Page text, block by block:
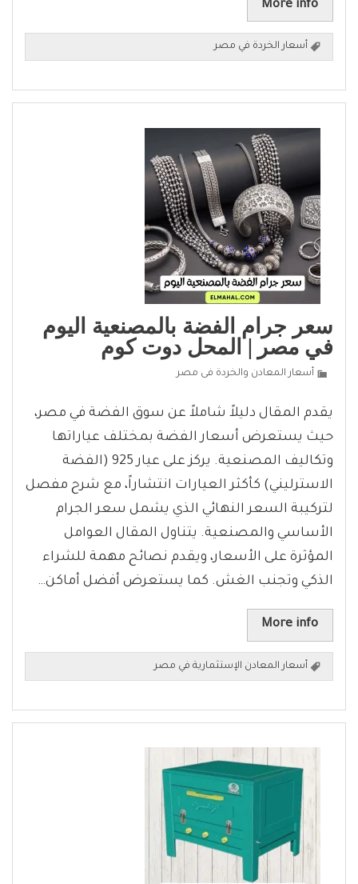
More info
أسعار الخردة في مصر
سعر جرام الفضة بالمصنعية اليوم
في مصر | المحل دوت كوم
أسعار المعادن والخردة فى مصر
يقدم المقال دليلاً شاملاً عن سوق الفضة في مصر،
حيث يستعرض أسعار الفضة بمختلف عياراتها
وتكاليف المصنعية. يركز على عيار 925 (الفضة
الاسترليني) كأكثر العيارات انتشاراً، مع شرح مفصل
لتركيبة السعر النهائي الذي يشمل سعر الجرام
الأساسي والمصنعية. يتناول المقال العوامل
المؤثرة على الأسعار، ويقدم نصائح مهمة للشراء
الذكي وتجنب الغش. كما يستعرض أفضل أماكن…
More info
أسعار المعادن الإستثمارية في مصر